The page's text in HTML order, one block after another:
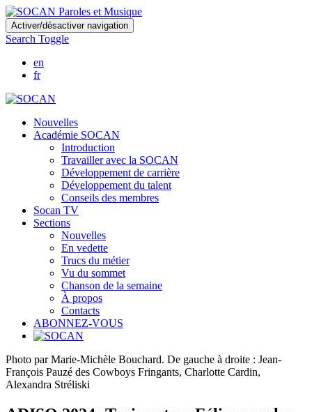
Skip
to
main
content
Activer/désactiver navigation
Search Toggle
en
fr
Nouvelles
Académie SOCAN
Introduction
Travailler avec la SOCAN
Développement de carrière
Développement du talent
Conseils des membres
Socan TV
Sections
Nouvelles
En vedette
Trucs du métier
Vu du sommet
Chanson de la semaine
À propos
Contacts
ABONNEZ-VOUS
Photo par Marie-Michèle Bouchard. De gauche à droite : Jean-
François Pauzé des Cowboys Fringants, Charlotte Cardin,
Alexandra Stréliski